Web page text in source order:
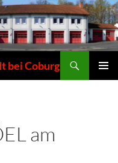
bei Coburg
am